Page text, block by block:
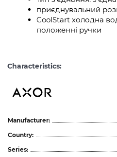
приєднувальний
CoolStart холодна
положенні ручки
Characteristics:
Manufacturer:
Country:
Series: